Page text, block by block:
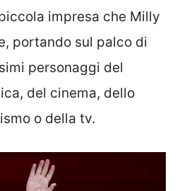
impresa che Milly
portando sul palco di
personaggi del
del cinema, dello
o della tv.